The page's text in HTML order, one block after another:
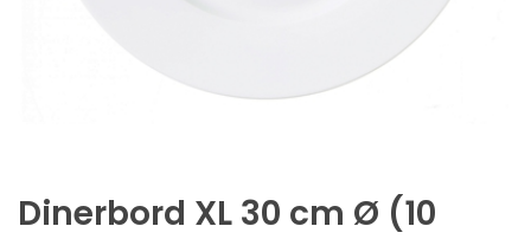
Dinerbord XL 30 cm Ø (10